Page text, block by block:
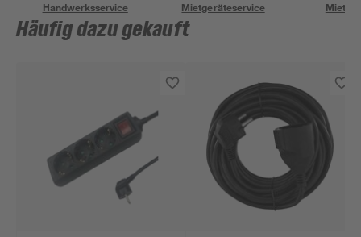
Handwerksservice Mietgeräteservice
Häufig dazu gekauft